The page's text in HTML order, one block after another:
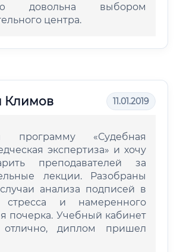
довольна выбором
центра.
Климов 11.01.2019
программу «Судебная
экспертиза» и хочу
преподавателей за
лекции. Разобраны
анализа подписей в
стресса и намеренного
почерка. Учебный кабинет
отлично, диплом пришел